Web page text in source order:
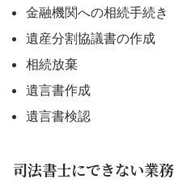
金融機関への相続手続き
遺産分割協議書の作成
相続放棄
遺言書作成
遺言書検認
司法書士にできない業務